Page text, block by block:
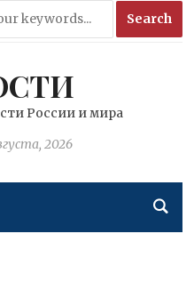
России и мира
2026